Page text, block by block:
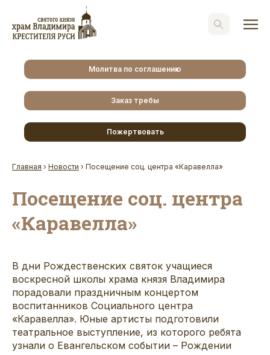
Молитва по соглашению
Заказ требы
Пожертвовать
Главная › Новости › Посещение соц. центра «Каравелла»
Посещение соц. центра
«Каравелла»
В дни Рождественских святок учащиеся
воскресной школы храма князя Владимира
порадовали праздничным концертом
воспитанников Социального центра
«Каравелла». Юные артисты подготовили
театральное выступление, из которого ребята
узнали о Евангельском событии – Рождении